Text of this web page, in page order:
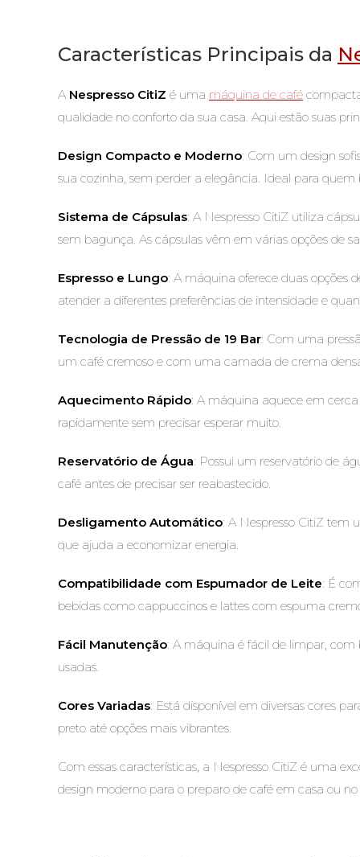
Características Principais da
A Nespresso CitiZ é uma máquina de café
qualidade no conforto da sua casa. Aqui estão suas
Design Compacto e Moderno: Com um design
sua cozinha, sem perder a elegância. Ideal para quem
Sistema de Cápsulas: A Nespresso CitiZ utiliza
sem bagunça. As cápsulas vêm em várias opções de
Espresso e Lungo: A máquina oferece duas opções
atender a diferentes preferências de intensidade e
Tecnologia de Pressão de 19 Bar: Com uma
um café cremoso e com uma camada de crema
Aquecimento Rápido: A máquina aquece em
rapidamente sem precisar esperar muito.
Reservatório de Água: Possui um reservatório de
café antes de precisar ser reabastecido.
Desligamento Automático: A Nespresso CitiZ tem
que ajuda a economizar energia.
Compatibilidade com Espumador de Leite: É
bebidas como cappuccinos e lattes com espuma
Fácil Manutenção: A máquina é fácil de limpar,
usadas.
Cores Variadas: Está disponível em diversas cores
preto até opções mais vibrantes.
Com essas características, a Nespresso CitiZ é uma
design moderno para o preparo de café em casa ou no